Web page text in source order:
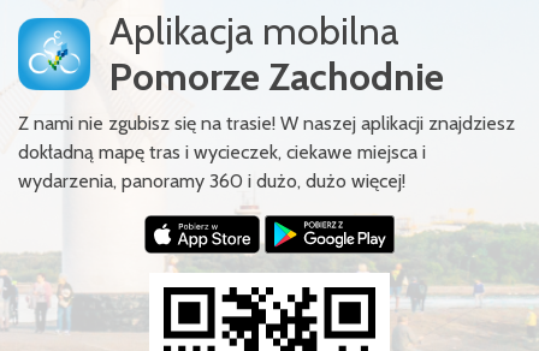
Aplikacja mobilna
Pomorze Zachodnie
Z nami nie zgubisz się na trasie! W naszej aplikacji znajdziesz
dokładną mapę tras i wycieczek, ciekawe miejsca i
wydarzenia, panoramy 360 i dużo, dużo więcej!